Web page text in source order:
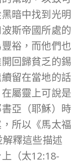
暗中找到光明
斯帝國所處的
裕，而他們也
回歸貧乏的錫
留在當地的話
屬靈上可說是
亞（耶穌）時
所以《馬太福
釋這些描述
（太12:18-